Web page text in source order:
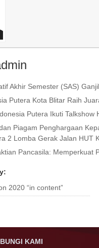
Akhir Semester (SAS)
Putera Kota Blitar Raih
Putera Ikuti Talkshow
Piagam Penghargaan
2 Lomba Gerak Jalan HUT
Pancasila: Memperkuat
2020 “in content”
KAMI